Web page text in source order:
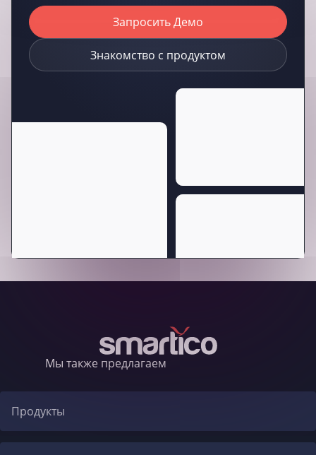
Запросить Демо
Знакомство с продуктом
Мы также предлагаем
Продукты